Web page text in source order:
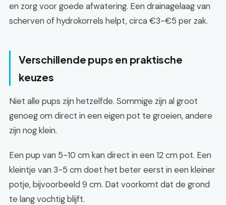
en zorg voor goede afwatering. Een drainagelaag van
scherven of hydrokorrels helpt, circa €3-€5 per zak.
Verschillende pups en praktische
keuzes
Niet alle pups zijn hetzelfde. Sommige zijn al groot
genoeg om direct in een eigen pot te groeien, andere
zijn nog klein.
Een pup van 5-10 cm kan direct in een 12 cm pot. Een
kleintje van 3-5 cm doet het beter eerst in een kleiner
potje, bijvoorbeeld 9 cm. Dat voorkomt dat de grond
te lang vochtig blijft.